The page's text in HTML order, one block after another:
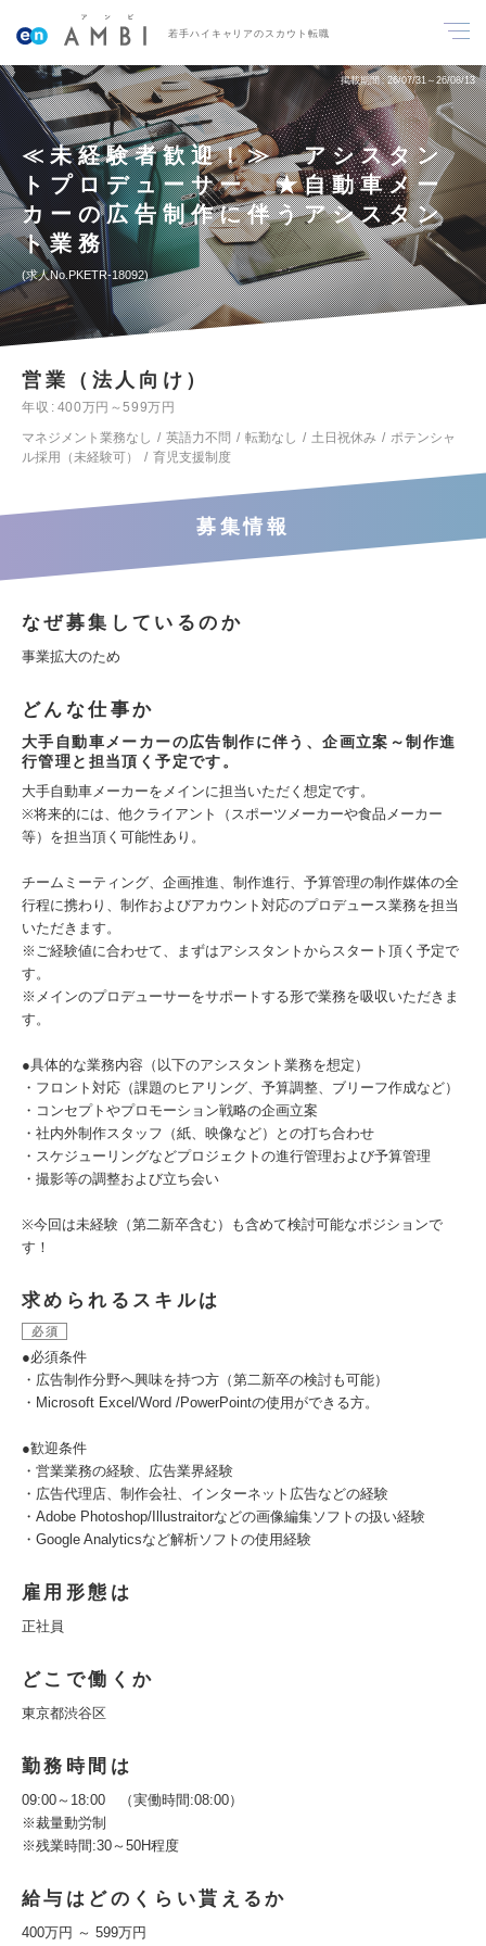
若手ハイキャリアのスカウト転職
掲載期間 26/07/31～26/08/13
≪未経験者歓迎！≫ アシスタン
トプロデューサー ★自動車メー
カーの広告制作に伴うアシスタン
ト業務
求人No.PKETR-18092
営業（法人向け）
年収
400万円～599万円
マネジメント業務なし
英語力不問 転勤なし 土日祝休み
ポテンシャ
ル採用（未経験可）
育児支援制度
募集情報
なぜ募集しているのか
事業拡大のため
どんな仕事か
大手自動車メーカーの広告制作に伴う、企画立案～制作進
行管理と担当頂く予定です。
大手自動車メーカーをメインに担当いただく想定です。
※将来的には、他クライアント（スポーツメーカーや食品メーカー
等）を担当頂く可能性あり。
チームミーティング、企画推進、制作進行、予算管理の制作媒体の全
行程に携わり、制作およびアカウント対応のプロデュース業務を担当
いただきます。
※ご経験値に合わせて、まずはアシスタントからスタート頂く予定で
す。
※メインのプロデューサーをサポートする形で業務を吸収いただきま
す。
●具体的な業務内容（以下のアシスタント業務を想定）
・フロント対応（課題のヒアリング、予算調整、ブリーフ作成など）
・コンセプトやプロモーション戦略の企画立案
・社内外制作スタッフ（紙、映像など）との打ち合わせ
・スケジューリングなどプロジェクトの進行管理および予算管理
・撮影等の調整および立ち会い
※今回は未経験（第二新卒含む）も含めて検討可能なポジションで
す！
求められるスキルは
必須
●必須条件
・広告制作分野へ興味を持つ方（第二新卒の検討も可能）
・Microsoft Excel/Word /PowerPointの使用ができる方。
●歓迎条件
・営業業務の経験、広告業界経験
・広告代理店、制作会社、インターネット広告などの経験
・Adobe Photoshop/Illustraitorなどの画像編集ソフトの扱い経験
・Google Analyticsなど解析ソフトの使用経験
雇用形態は
正社員
どこで働くか
東京都渋谷区
勤務時間は
09:00～18:00 （実働時間:08:00）
※裁量動労制
※残業時間:30～50H程度
給与はどのくらい貰えるか
400万円 ～ 599万円